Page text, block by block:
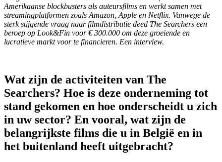
Amerikaanse blockbusters als auteursfilms en werkt samen met
streamingplatformen zoals Amazon, Apple en Netflix. Vanwege de
sterk stijgende vraag naar filmdistributie deed The Searchers een
beroep op Look&Fin voor € 300.000 om deze groeiende en
lucratieve markt voor te financieren. Een interview.
Wat zijn de activiteiten van The
Searchers? Hoe is deze onderneming tot
stand gekomen en hoe onderscheidt u zich
in uw sector? En vooral, wat zijn de
belangrijkste films die u in België en in
het buitenland heeft uitgebracht?